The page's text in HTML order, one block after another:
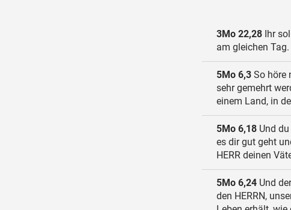
3Mo 22,28 Ihr
am gleichen Tag.
5Mo 6,3 So höre
sehr gemehrt
einem Land, in
5Mo 6,18 Und
es dir gut geht
HERR deinen
5Mo 6,24 Und
den HERRN,